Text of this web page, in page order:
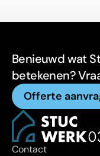
Benieuwd wat
betekenen?
Offerte
Contact